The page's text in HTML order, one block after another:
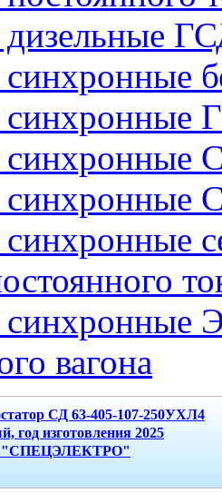
дизельные
синхронные
синхронные
синхронные
синхронные
вагона
СД 63-405-107-250УХЛ4
год изготовления 2025
"СПЕЦЭЛЕКТРО"